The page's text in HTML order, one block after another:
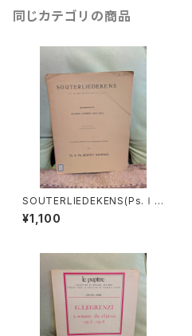
同じカテゴリの商品
SOUTERLIEDEKENS(Ps.Ⅰ,
Ⅻ,XXXⅠ,XXXⅧ,XL,XLⅡ,L
Ⅲ,LXV)【著者：JACOBUS CL
¥1,100